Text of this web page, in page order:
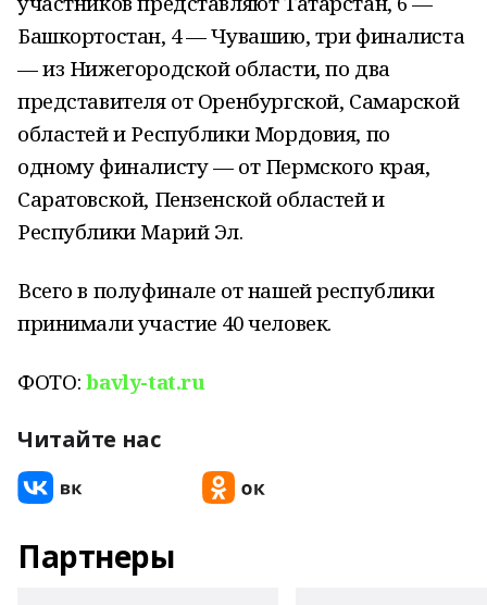
Башкортостан, 4 — Чувашию, три финалиста
— из Нижегородской области, по два
представителя от Оренбургской, Самарской
областей и Республики Мордовия, по
одному финалисту — от Пермского края,
Саратовской, Пензенской областей и
Республики Марий Эл.
Всего в полуфинале от нашей республики
принимали участие 40 человек.
ФОТО:bavly-tat.ru
Читайте нас
Партнеры